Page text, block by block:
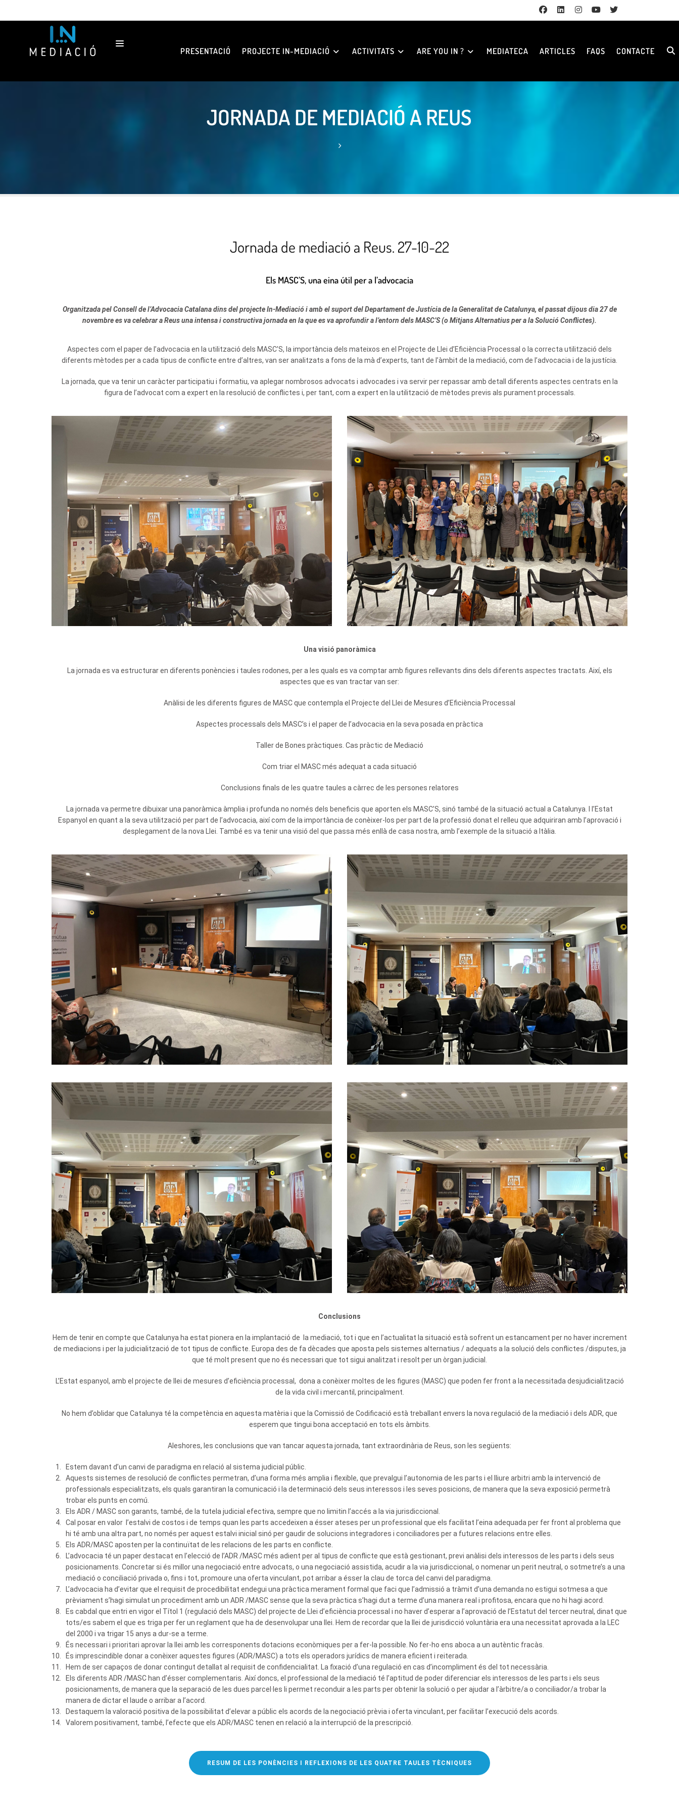
PRESENTACIÓ PROJECTE IN-MEDIACIÓ ACTIVITATS ARE YOU IN ? MEDIATECA ARTICLES FAQS CONTACTE
JORNADA DE MEDIACIÓ A REUS
Jornada de mediació a Reus. 27-10-22
Els MASC’S, una eina útil per a l’advocacia
Organitzada pel Consell de l’Advocacia Catalana dins del projecte In-Mediació i amb el suport del Departament de Justícia de la Generalitat de Catalunya, el passat dijous dia 27 de
novembre es va celebrar a Reus una intensa i constructiva jornada en la que es va aprofundir a l’entorn dels MASC’S (o Mitjans Alternatius per a la Solució Conflictes).
Aspectes com el paper de l’advocacia en la utilització dels MASC’S, la importància dels mateixos en el Projecte de Llei d’Eficiència Processal o la correcta utilització dels
diferents mètodes per a cada tipus de conflicte entre d’altres, van ser analitzats a fons de la mà d’experts, tant de l’àmbit de la mediació, com de l’advocacia i de la justícia.
La jornada, que va tenir un caràcter participatiu i formatiu, va aplegar nombrosos advocats i advocades i va servir per repassar amb detall diferents aspectes centrats en la
figura de l’advocat com a expert en la resolució de conflictes i, per tant, com a expert en la utilització de mètodes previs als purament processals.
Una visió panoràmica
La jornada es va estructurar en diferents ponències i taules rodones, per a les quals es va comptar amb figures rellevants dins dels diferents aspectes tractats. Així, els
aspectes que es van tractar van ser:
Anàlisi de les diferents figures de MASC que contempla el Projecte del Llei de Mesures d’Eficiència Processal
Aspectes processals dels MASC’s i el paper de l’advocacia en la seva posada en pràctica
Taller de Bones pràctiques. Cas pràctic de Mediació
Com triar el MASC més adequat a cada situació
Conclusions finals de les quatre taules a càrrec de les persones relatores
La jornada va permetre dibuixar una panoràmica àmplia i profunda no només dels beneficis que aporten els MASC’S, sinó també de la situació actual a Catalunya. I l’Estat
Espanyol en quant a la seva utilització per part de l’advocacia, així com de la importància de conèixer-los per part de la professió donat el relleu que adquiriran amb l’aprovació i
desplegament de la nova Llei. També es va tenir una visió del que passa més enllà de casa nostra, amb l’exemple de la situació a Itàlia.
Conclusions
Hem de tenir en compte que Catalunya ha estat pionera en la implantació de la mediació, tot i que en l’actualitat la situació està sofrent un estancament per no haver increment
de mediacions i per la judicialització de tot tipus de conflicte. Europa des de fa dècades que aposta pels sistemes alternatius / adequats a la solució dels conflictes /disputes, ja
que té molt present que no és necessari que tot sigui analitzat i resolt per un òrgan judicial.
L’Estat espanyol, amb el projecte de llei de mesures d’eficiència processal, dona a conèixer moltes de les figures (MASC) que poden fer front a la necessitada desjudicialització
de la vida civil i mercantil, principalment.
No hem d’oblidar que Catalunya té la competència en aquesta matèria i que la Comissió de Codificació està treballant envers la nova regulació de la mediació i dels ADR, que
esperem que tingui bona acceptació en tots els àmbits.
Aleshores, les conclusions que van tancar aquesta jornada, tant extraordinària de Reus, son les següents:
Estem davant d’un canvi de paradigma en relació al sistema judicial públic.
Aquests sistemes de resolució de conflictes permetran, d’una forma més amplia i flexible, que prevalgui l’autonomia de les parts i el lliure arbitri amb la intervenció de
professionals especialitzats, els quals garantiran la comunicació i la determinació dels seus interessos i les seves posicions, de manera que la seva exposició permetrà
trobar els punts en comú.
Els ADR / MASC son garants, també, de la tutela judicial efectiva, sempre que no limitin l’accés a la via jurisdiccional.
Cal posar en valor l’estalvi de costos i de temps quan les parts accedeixen a ésser ateses per un professional que els facilitat l’eina adequada per fer front al problema que
hi té amb una altra part, no només per aquest estalvi inicial sinó per gaudir de solucions integradores i conciliadores per a futures relacions entre elles.
Els ADR/MASC aposten per la continuïtat de les relacions de les parts en conflicte.
L’advocacia té un paper destacat en l’elecció de l’ADR /MASC més adient per al tipus de conflicte que està gestionant, previ anàlisi dels interessos de les parts i dels seus
posicionaments. Concretar si és millor una negociació entre advocats, o una negociació assistida, acudir a la via jurisdiccional, o nomenar un perit neutral, o sotmetre’s a una
mediació o conciliació privada o, fins i tot, promoure una oferta vinculant, pot arribar a ésser la clau de torca del canvi del paradigma.
L’advocacia ha d’evitar que el requisit de procedibilitat endegui una pràctica merament formal que faci que l’admissió a tràmit d’una demanda no estigui sotmesa a que
prèviament s’hagi simulat un procediment amb un ADR /MASC sense que la seva pràctica s’hagi dut a terme d’una manera real i profitosa, encara que no hi hagi acord.
Es cabdal que entri en vigor el Títol 1 (regulació dels MASC) del projecte de Llei d’eficiència processal i no haver d’esperar a l’aprovació de l’Estatut del tercer neutral, dinat que
tots/es sabem el que es triga per fer un reglament que ha de desenvolupar una llei. Hem de recordar que la llei de jurisdicció voluntària era una necessitat aprovada a la LEC
del 2000 i va trigar 15 anys a dur-se a terme.
És necessari i prioritari aprovar la llei amb les corresponents dotacions econòmiques per a fer-la possible. No fer-ho ens aboca a un autèntic fracàs.
És imprescindible donar a conèixer aquestes figures (ADR/MASC) a tots els operadors jurídics de manera eficient i reiterada.
Hem de ser capaços de donar contingut detallat al requisit de confidencialitat. La fixació d’una regulació en cas d’incompliment és del tot necessària.
Els diferents ADR /MASC han d’ésser complementaris. Així doncs, el professional de la mediació té l’aptitud de poder diferenciar els interessos de les parts i els seus
posicionaments, de manera que la separació de les dues parcel·les li permet reconduir a les parts per obtenir la solució o per ajudar a l’àrbitre/a o conciliador/a trobar la
manera de dictar el laude o arribar a l’acord.
Destaquem la valoració positiva de la possibilitat d’elevar a públic els acords de la negociació prèvia i oferta vinculant, per facilitar l’execució dels acords.
Valorem positivament, també, l’efecte que els ADR/MASC tenen en relació a la interrupció de la prescripció.
RESUM DE LES PONÈNCIES I REFLEXIONS DE LES QUATRE TAULES TÈCNIQUES